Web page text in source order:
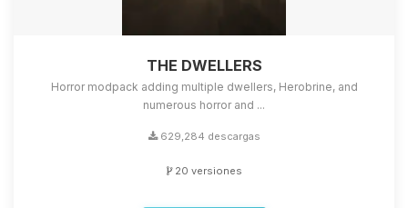
THE DWELLERS
Horror modpack adding multiple dwellers, Herobrine, and
numerous horror and ...
629,284 descargas
20 versiones